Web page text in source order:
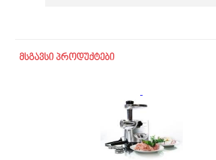
მსგავსი პროდუქტები